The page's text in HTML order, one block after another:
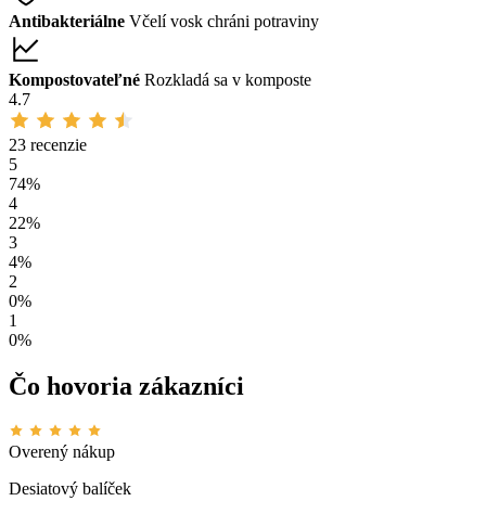
Antibakteriálne Včelí vosk chráni potraviny
Kompostovateľné Rozkladá sa v komposte
4.7
23 recenzie
5
74%
4
22%
3
4%
2
0%
1
0%
Čo hovoria zákazníci
Overený nákup
Desiatový balíček